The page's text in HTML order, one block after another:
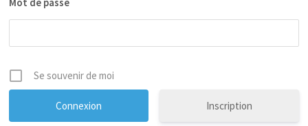
Se souvenir de moi
Inscription